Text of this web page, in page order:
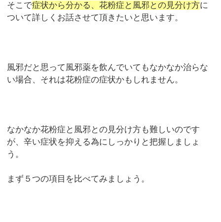
そこで症状から分かる、花粉症と風邪との見分け方に
ついて詳しくお話させて頂きたいと思います。
風邪だと思って風邪薬を飲んでいてもなかなか治らな
い場合、それは花粉症の症状かもしれません。
なかなか花粉症と風邪との見分け方も難しいのです
が、辛い症状を抑える為にしっかりと把握しましょ
う。
まず５つの項目を比べてみましょう。